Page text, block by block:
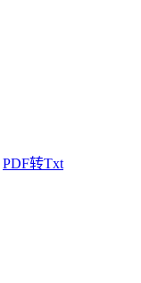
PDF转Txt